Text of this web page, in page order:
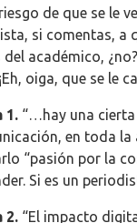
de que se le
si comentas, a
académico,
oiga, que se le
1. “…hay una cierta
en toda la
“pasión por la
Si es un
2. “El impacto